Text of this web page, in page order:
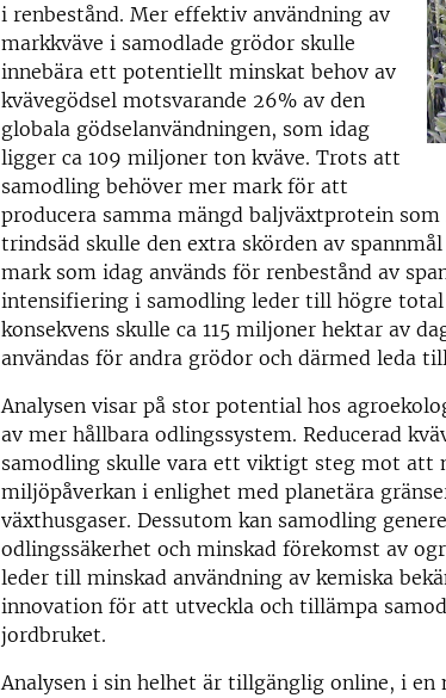
i renbestånd. Mer effektiv användning av
markkväve i samodlade grödor skulle
innebära ett potentiellt minskat behov av
kvävegödsel motsvarande 26% av den
globala gödselanvändningen, som idag
ligger ca 109 miljoner ton kväve. Trots att
samodling behöver mer mark för att
producera samma mängd baljväxtprotein
trindsäd skulle den extra skörden av
mark som idag används för renbestånd av
intensifiering i samodling leder till högre
konsekvens skulle ca 115 miljoner hektar av
användas för andra grödor och därmed leda
Analysen visar på stor potential hos
av mer hållbara odlingssystem. Reducerad
samodling skulle vara ett viktigt steg mot att
miljöpåverkan i enlighet med planetära
växthusgaser. Dessutom kan samodling
odlingssäkerhet och minskad förekomst av
leder till minskad användning av kemiska
innovation för att utveckla och tillämpa
jordbruket.
Analysen i sin helhet är tillgänglig online, i en